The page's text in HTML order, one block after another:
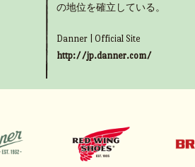
の地位を確立している。
Danner | Official Site
http://jp.danner.com/